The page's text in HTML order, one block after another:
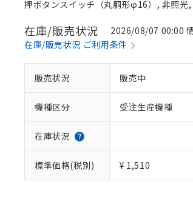
押ボタンスイッチ（丸胴形φ16）, 非照光
在庫/販売状況
2026/08/07 00:00
在庫/販売状況 ご利用条件
販売状況 販売中
機種区分 受注生産機種
在庫状況
標準価格(税別) ¥ 1,510